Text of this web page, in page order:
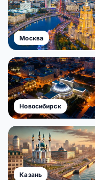
Москва
Новосибирск
Казань